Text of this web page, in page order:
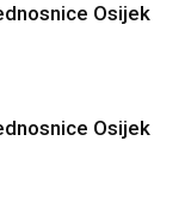
Osijek
Osijek